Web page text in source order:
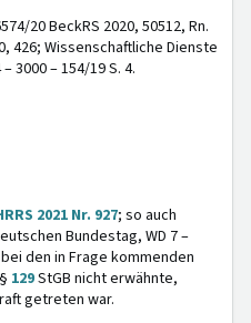
20 BeckRS 2020, 50512, Rn.
426; Wissenschaftliche Dienste
3000 – 154/19 S. 4.
2021 Nr. 927; so auch
Bundestag, WD 7 –
den in Frage kommenden
129StGB nicht erwähnte,
getreten war.